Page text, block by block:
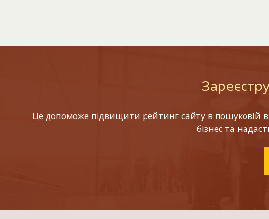
Це допоможе підвищити рейтинг сайту в пошуковій
бізнес та